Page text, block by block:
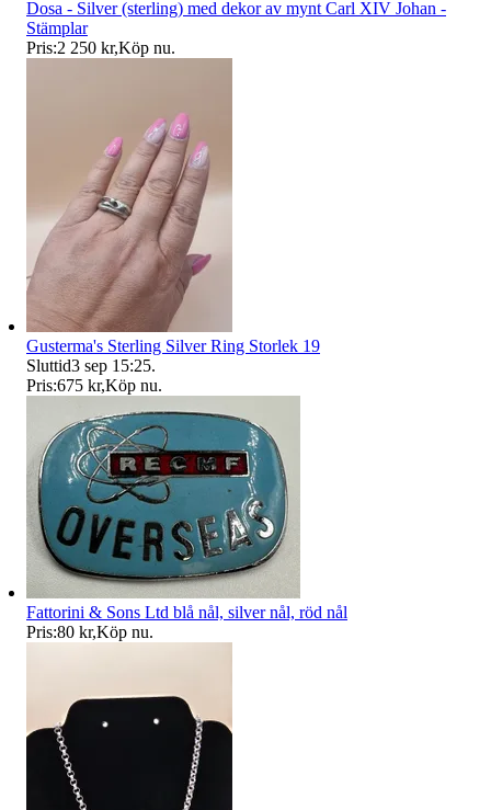
Dosa - Silver (sterling) med dekor av mynt Carl XIV Johan -
Stämplar
Pris:2 250 kr,Köp nu.
Gusterma's Sterling Silver Ring Storlek 19
Sluttid3 sep 15:25.
Pris:675 kr,Köp nu.
Fattorini & Sons Ltd blå nål, silver nål, röd nål
Pris:80 kr,Köp nu.